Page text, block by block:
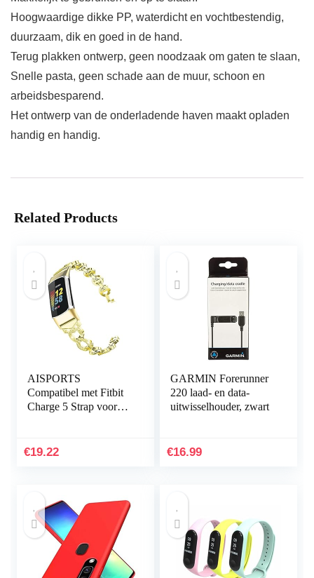
Hoogwaardige dikke PP, waterdicht en vochtbestendig,
duurzaam, dik en goed in de hand.
Terug plakken ontwerp, geen noodzaak om gaten te slaan,
Snelle pasta, geen schade aan de muur, schoon en
arbeidsbesparend.
Het ontwerp van de onderladende haven maakt opladen
handig en handig.
Related Products
AISPORTS
Compatibel met Fitbit
Charge 5 Strap voor
Rhinestones sieraden…
€19.22
GARMIN Forerunner
220 laad- en data-
uitwisselhouder, zwart
€16.99